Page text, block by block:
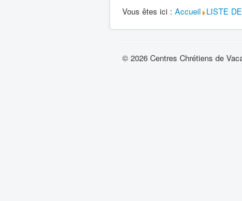
Vous êtes ici : Accueil LISTE
© 2026 Centres Chrétiens de